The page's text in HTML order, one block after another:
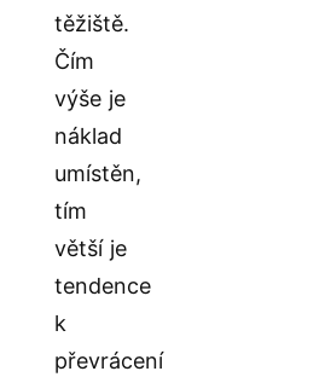
těžiště.
Čím
výše je
náklad
umístěn,
tím
větší je
tendence
k
převrácení